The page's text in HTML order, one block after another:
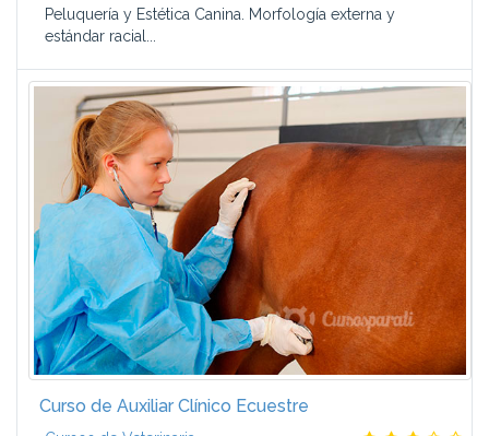
Peluquería y Estética Canina. Morfología externa y
estándar racial...
Curso de Auxiliar Clínico Ecuestre